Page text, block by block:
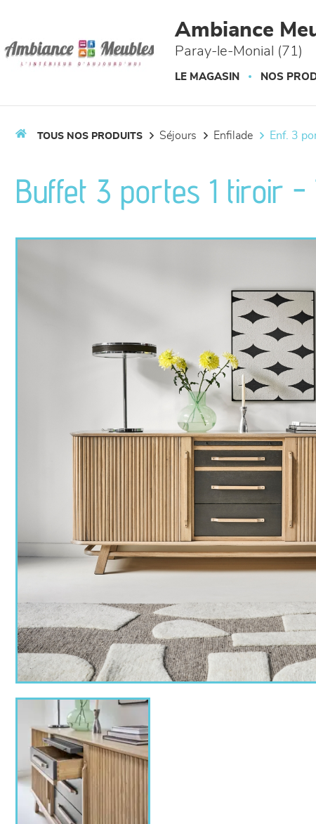
Ambiance
Paray-le-Monial (71)
LE MAGASIN NOS
TOUS NOS PRODUITS séjours enfilade enf. 3
Buffet 3 portes 1 tiroir -